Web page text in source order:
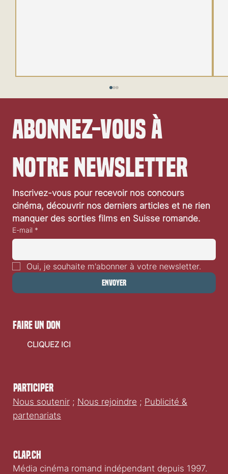
Le programme des 61es Journées de Soleure
Abonnez-vous à
notre newsletter
Inscrivez-vous pour recevoir nos concours
cinéma, découvrir nos derniers articles et ne rien
manquer des sorties films en Suisse romande.
E-mail *
Oui, je souhaite m'abonner à votre newsletter.
Envoyer
Clap.ch
Média cinéma romand indépendant depuis 1997.
Participer
Nous soutenir ; Nous rejoindre ; Publicité &
partenariats
faire un don
CLIQUEZ ICI